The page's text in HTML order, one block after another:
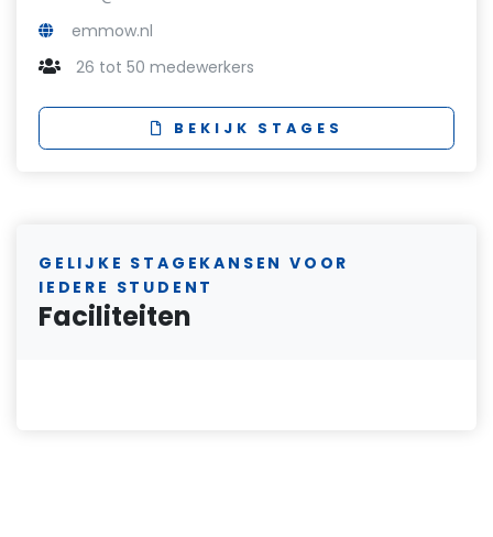
emmow.nl
26 tot 50 medewerkers
BEKIJK STAGES
GELIJKE STAGEKANSEN VOOR
IEDERE STUDENT
Faciliteiten